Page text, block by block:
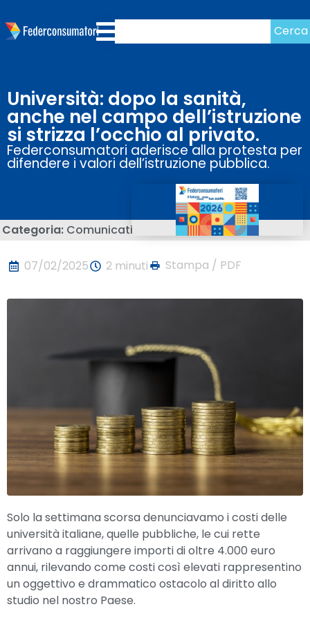
Cerca
Università: dopo la sanità,
anche nel campo dell’istruzione
si strizza l’occhio al privato.
Federconsumatori aderisce alla protesta per
difendere i valori dell’istruzione pubblica.
Categoria: Comunicati
07/02/2025 2 minuti Stampa / PDF
Solo la settimana scorsa denunciavamo i costi delle
università italiane, quelle pubbliche, le cui rette
arrivano a raggiungere importi di oltre 4.000 euro
annui, rilevando come costi così elevati rappresentino
un oggettivo e drammatico ostacolo al diritto allo
studio nel nostro Paese.